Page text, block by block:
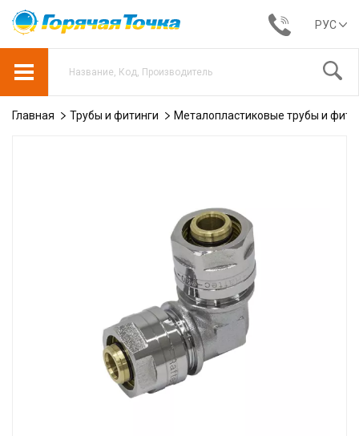
РУС
Главная Трубы и фитинги Металопластиковые трубы и